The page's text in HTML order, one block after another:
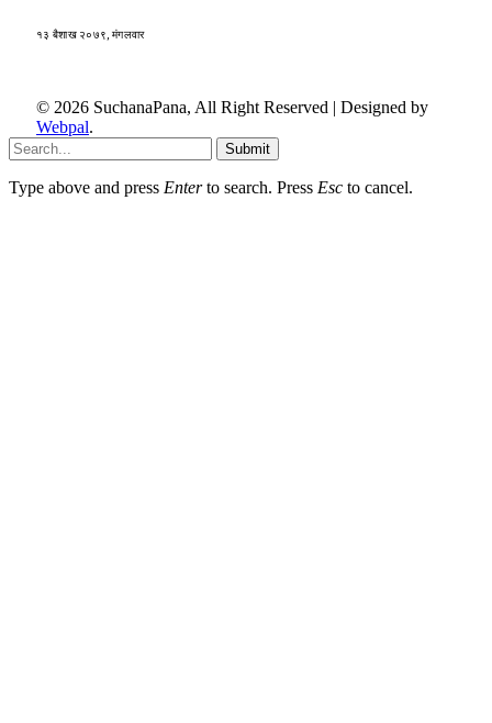
१३ बैशाख २०७९, मंगलवार
© 2026 SuchanaPana, All Right Reserved | Designed by
Webpal.
Submit
Type above and press Enterto search. Press Esc to cancel.